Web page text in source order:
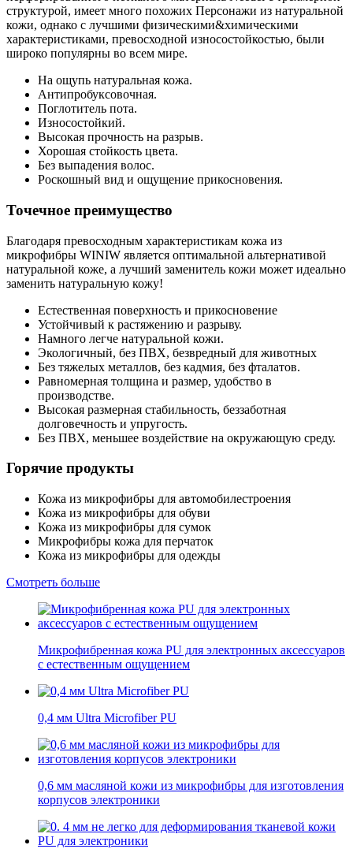
структурой, имеет много похожих Персонажи из натуральной
кожи, однако с лучшими физическими&химическими
характеристиками, превосходной износостойкостью, были
широко популярны во всем мире.
На ощупь натуральная кожа.
Антипробуксовочная.
Поглотитель пота.
Износостойкий.
Высокая прочность на разрыв.
Хорошая стойкость цвета.
Без выпадения волос.
Роскошный вид и ощущение прикосновения.
Точечное преимущество
Благодаря превосходным характеристикам кожа из
микрофибры WINIW является оптимальной альтернативой
натуральной коже, а лучший заменитель кожи может идеально
заменить натуральную кожу!
Естественная поверхность и прикосновение
Устойчивый к растяжению и разрыву.
Намного легче натуральной кожи.
Экологичный, без ПВХ, безвредный для животных
Без тяжелых металлов, без кадмия, без фталатов.
Равномерная толщина и размер, удобство в
производстве.
Высокая размерная стабильность, беззаботная
долговечность и упругость.
Без ПВХ, меньшее воздействие на окружающую среду.
Горячие продукты
Кожа из микрофибры для автомобилестроения
Кожа из микрофибры для обуви
Кожа из микрофибры для сумок
Микрофибры кожа для перчаток
Кожа из микрофибры для одежды
Смотреть больше
Микрофибренная кожа PU для электронных аксессуаров
с естественным ощущением
0,4 мм Ultra Microfiber PU
0,6 мм масляной кожи из микрофибры для изготовления
корпусов электроники